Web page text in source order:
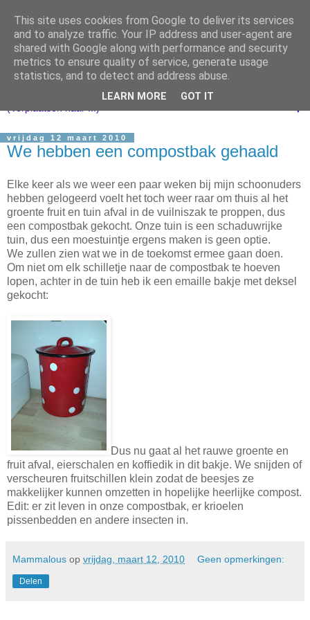
▼
vrijdag 12 maart 2010
We hebben een compostbak gehaald
Elke keer als we weer een paar weken bij mijn schoonuders
hebben gelogeerd voelt het toch weer raar om thuis al het
groente fruit en tuin afval in de vuilniszak te proppen, dus
een compostbak gekocht. Onze tuin is een schaduwrijke
tuin, dus een moestuintje ergens maken is geen optie.
We zullen zien wat we in de toekomst ermee gaan doen.
Om niet om elk schilletje naar de compostbak te hoeven
lopen, achter in de tuin heb ik een emaille bakje met deksel
gekocht:
Dus nu gaat al het rauwe groente en
fruit afval, eierschalen en koffiedik in dit bakje. We snijden of
verscheuren fruitschillen klein zodat de beesjes ze
makkelijker kunnen omzetten in hopelijke heerlijke compost.
Edit: er zit leven in onze compostbak, er krioelen
pissenbedden en andere insecten in.
Mammalous op vrijdag, maart 12, 2010 Geen opmerkingen:
Delen
This site uses cookies from Google to deliver its services
and to analyze traffic. Your IP address and user-agent are
shared with Google along with performance and security
metrics to ensure quality of service, generate usage
statistics, and to detect and address abuse.
LEARN MORE GOT IT